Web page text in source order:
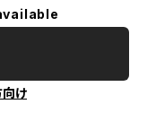
け